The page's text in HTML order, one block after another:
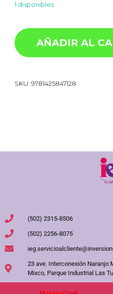
1 disponibles
AÑADIR AL
SKU: 9781425847128
(502) 2315-8506
(502) 2256-8075
23 ave. Interconexión Naranjo
Mixco, Parque Industrial Las